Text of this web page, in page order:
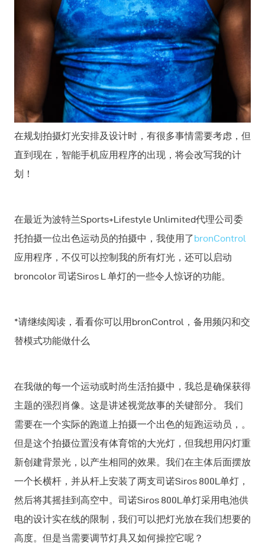
在规划拍摄灯光安排及设计时，有很多事情需要考虑，但
直到现在，智能手机应用程序的出现，将会改写我的计
划！
在最近为波特兰Sports+Lifestyle Unlimited代理公司委
托拍摄一位出色运动员的拍摄中，我使用了bronControl
应用程序，不仅可以控制我的所有灯光，还可以启动
broncolor 司诺Siros L 单灯的一些令人惊讶的功能。
*请继续阅读，看看你可以用bronControl，备用频闪和交
替模式功能做什么
在我做的每一个运动或时尚生活拍摄中，我总是确保获得
主题的强烈肖像。这是讲述视觉故事的关键部分。 我们
需要在一个实际的跑道上拍摄一个出色的短跑运动员，。
但是这个拍摄位置没有体育馆的大光灯，但我想用闪灯重
新创建背景光，以产生相同的效果。我们在主体后面摆放
一个长横杆，并从杆上安装了两支司诺Siros 800L单灯，
然后将其摇挂到高空中。司诺Siros 800L单灯采用电池供
电的设计实在线的限制，我们可以把灯光放在我们想要的
高度。但是当需要调节灯具又如何操控它呢？